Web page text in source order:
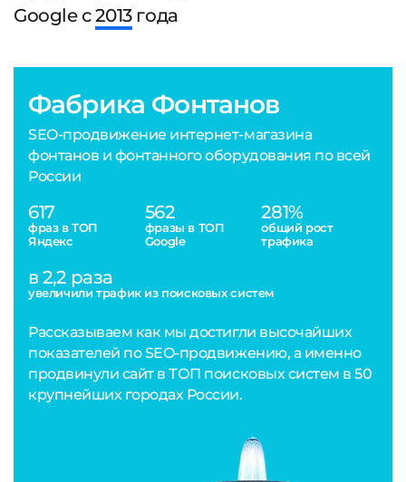
Google с2013года
Фабрика Фонтанов
SEO-продвижение интернет-магазина
фонтанов и фонтанного оборудования по всей
России
617
фраз в ТОП
Яндекс
562
фразы в ТОП
Google
281%
общий рост
трафика
в 2,2 раза
увеличили трафик из поисковых систем
Рассказываем как мы достигли высочайших
показателей по SEO-продвижению, а именно
продвинули сайт в ТОП поисковых систем в 50
крупнейших городах России.